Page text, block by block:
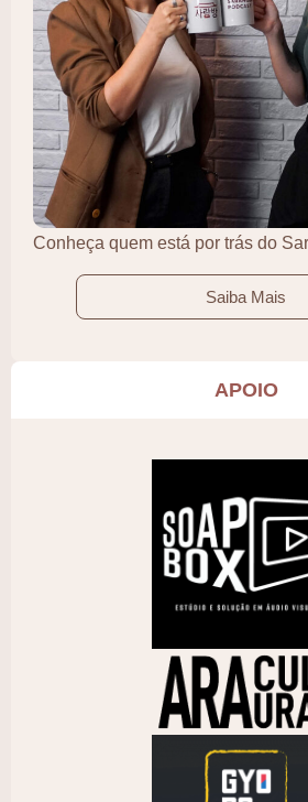
Conheça quem está por trás do
Saiba Mais
APOIO